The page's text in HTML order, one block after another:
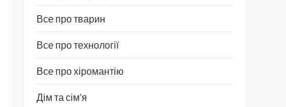
Все про тварин
Все про технології
Все про хіромантію
Дім та сім’я